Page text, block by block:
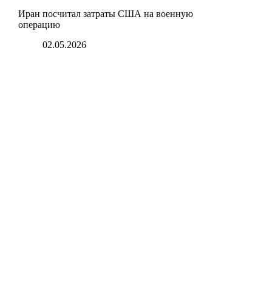
Иран посчитал затраты США на военную
операцию
02.05.2026